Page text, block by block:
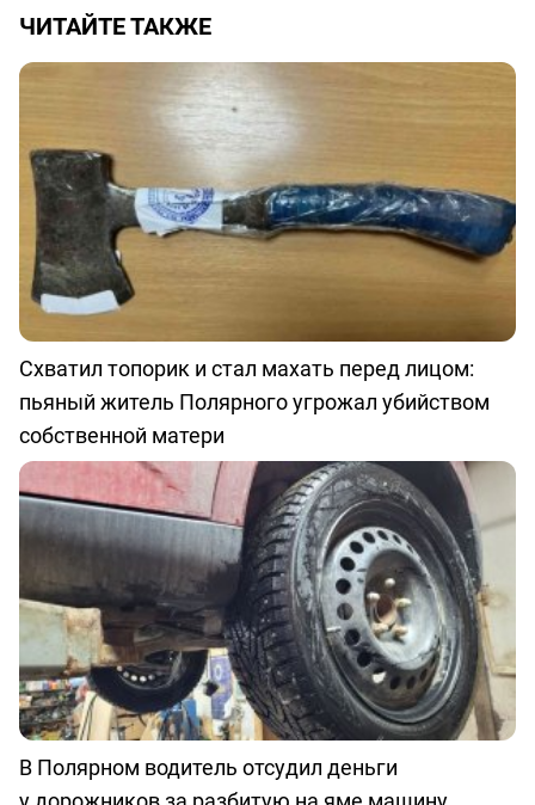
ЧИТАЙТЕ ТАКЖЕ
Схватил топорик и стал махать перед лицом:
пьяный житель Полярного угрожал убийством
собственной матери
В Полярном водитель отсудил деньги